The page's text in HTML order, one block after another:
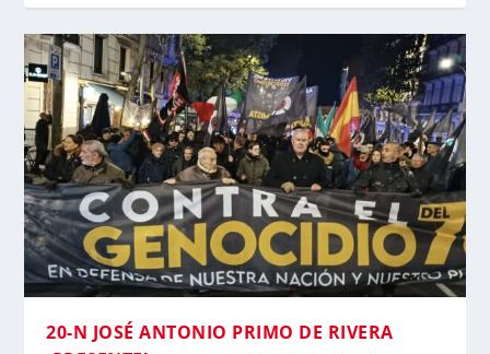
20-N JOSÉ ANTONIO PRIMO DE RIVERA